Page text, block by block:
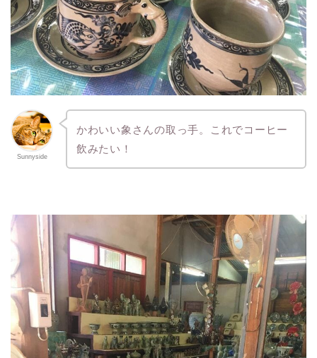
Sunnyside
かわいい象さんの取っ手。これでコーヒー
飲みたい！